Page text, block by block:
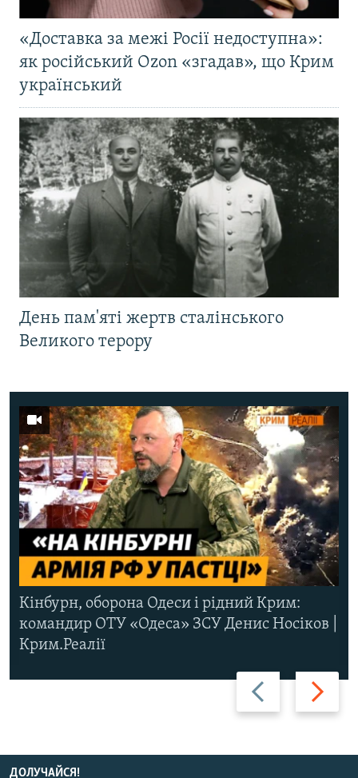
«Доставка за межі Росії недоступна»:
як російський Ozon «згадав», що Крим
український
День пам'яті жертв сталінського
Великого терору
Назад Вперед
Кінбурн, оборона Одеси і рідний Крим:
командир ОТУ «Одеса» ЗСУ Денис Носіков |
Крим.Реалії
ДОЛУЧАЙСЯ!